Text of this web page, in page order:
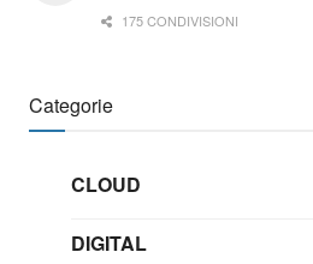
175 CONDIVISIONI
Categorie
CLOUD
DIGITAL